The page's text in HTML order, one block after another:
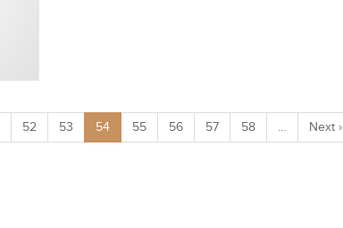
52 53 54 55 56 57 58 … Next ›